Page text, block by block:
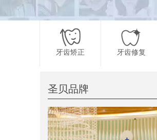
牙齿矫正 牙齿修复
圣贝品牌